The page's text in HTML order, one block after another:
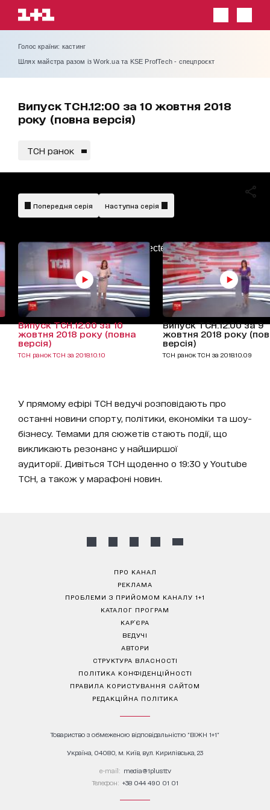
Голос країни: кастинг
Шлях майстра разом із Work.ua та KSE ProfTech - спецпроєкт
Випуск ТСН.12:00 за 10 жовтня 2018
року (повна версія)
ТСН ранок
AdBlockDetected!
Попередня серія Наступна серія
Випуск ТСН.12:00 за 10
жовтня 2018 року (повна
версія)
ТСН ранок ТСН за 2018.10.10
Випуск ТСН.12:00 за 9
жовтня 2018 року
версія)
ТСН ранок ТСН за 2018.10.09
У прямому ефірі ТСН ведучі розповідають про
останні новини спорту, політики, економіки та шоу-
бізнесу. Темами для сюжетів стають події, що
викликають резонанс у найширшої
аудиторії. Дивіться ТСН щоденно о 19:30 у Youtube
ТСН, а також у марафоні новин.
ПРО КАНАЛ
РЕКЛАМА
ПРОБЛЕМИ З ПРИЙОМОМ КАНАЛУ 1+1
КАТАЛОГ ПРОГРАМ
КАР’ЄРА
ВЕДУЧІ
АВТОРИ
СТРУКТУРА ВЛАСНОСТІ
ПОЛІТИКА КОНФІДЕНЦІЙНОСТІ
ПРАВИЛА КОРИСТУВАННЯ САЙТОМ
РЕДАКЦІЙНА ПОЛІТИКА
Товариство з обмеженою відповідальністю "ВІЖН 1+1"
Україна, 04080, м. Київ, вул. Кирилівська, 23
е-mail: media@1plus1.tv
Телефон: +38 044 490 01 01